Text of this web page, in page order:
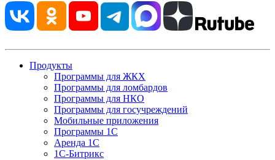
Продукты
Программы для ЖКХ
Программы для ломбардов
Программы для НКО
Программы для госучреждений
Мобильные приложения
Программы 1С
Аренда 1С
1С-Битрикс